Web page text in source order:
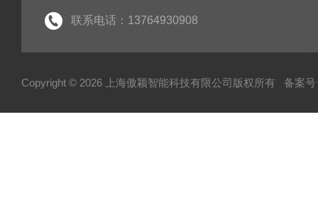
联系电话：13764930908
Copyright © 2026 上海傲颖智能科技有限公司版权所有 备案号